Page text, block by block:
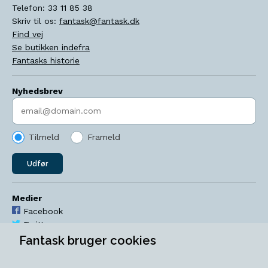
Telefon: 33 11 85 38
Skriv til os: fantask@fantask.dk
Find vej
Se butikken indefra
Fantasks historie
Nyhedsbrev
Indtast søgeord
Tilmeld Frameld
Udfør
Medier
Facebook
Twitter
YouTube
Fantask bruger cookies